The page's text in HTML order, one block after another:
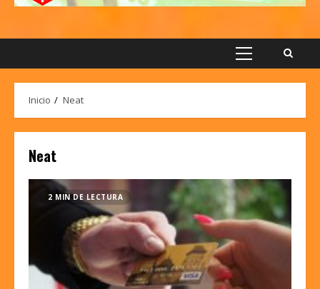
Menú
Inicio Neat
Neat
2 MIN DE LECTURA